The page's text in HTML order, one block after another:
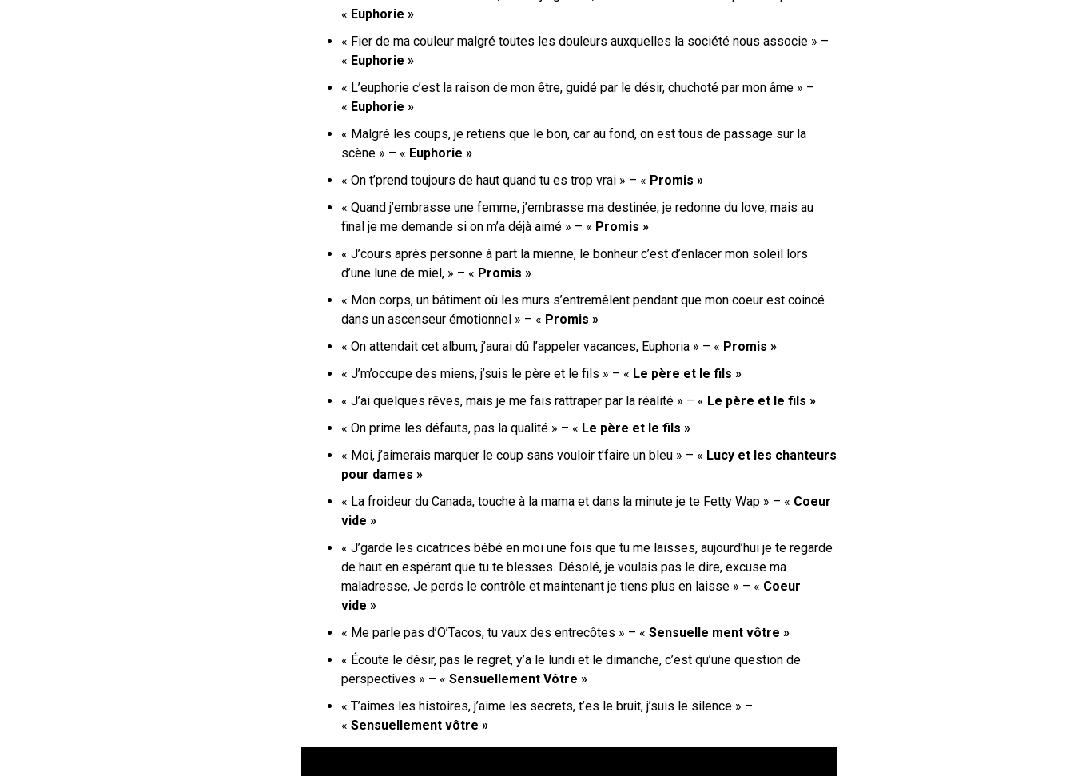
« Euphorie »
« Fier de ma couleur malgré toutes les douleurs auxquelles la société nous associe » –
« Euphorie »
« L’euphorie c’est la raison de mon être, guidé par le désir, chuchoté par mon âme » –
« Euphorie »
« Malgré les coups, je retiens que le bon, car au fond, on est tous de passage sur la
scène » – « Euphorie »
« On t’prend toujours de haut quand tu es trop vrai » – « Promis »
« Quand j’embrasse une femme, j’embrasse ma destinée, je redonne du love, mais au
final je me demande si on m’a déjà aimé » – « Promis »
« J’cours après personne à part la mienne, le bonheur c’est d’enlacer mon soleil lors
d’une lune de miel, » – « Promis »
« Mon corps, un bâtiment où les murs s’entremêlent pendant que mon coeur est coincé
dans un ascenseur émotionnel » – « Promis »
« On attendait cet album, j’aurai dû l’appeler vacances, Euphoria » – « Promis »
« J’m’occupe des miens, j’suis le père et le fils » – « Le père et le fils »
« J’ai quelques rêves, mais je me fais rattraper par la réalité » – « Le père et le fils »
« On prime les défauts, pas la qualité » – « Le père et le fils »
« Moi, j’aimerais marquer le coup sans vouloir t’faire un bleu » – « Lucy et les chanteurs
pour dames »
« La froideur du Canada, touche à la mama et dans la minute je te Fetty Wap » – « Coeur
vide »
« J’garde les cicatrices bébé en moi une fois que tu me laisses, aujourd’hui je te regarde
de haut en espérant que tu te blesses. Désolé, je voulais pas le dire, excuse ma
maladresse, Je perds le contrôle et maintenant je tiens plus en laisse » – « Coeur
vide »
« Me parle pas d’O’Tacos, tu vaux des entrecôtes » – « Sensuelle ment vôtre »
« Écoute le désir, pas le regret, y’a le lundi et le dimanche, c’est qu’une question de
perspectives » – « Sensuellement Vôtre »
« T’aimes les histoires, j’aime les secrets, t’es le bruit, j’suis le silence » –
« Sensuellement vôtre »